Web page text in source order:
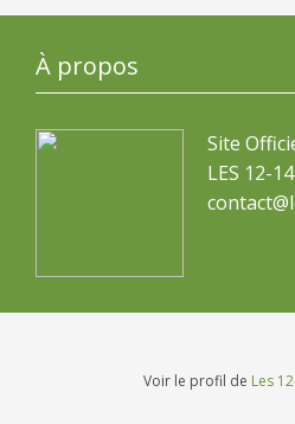
À propos
Site
LES 12-
Voir le profil de Les